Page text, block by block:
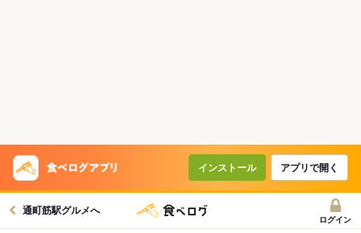
インストール アプリで開く
通町筋駅グルメへ
ログイン